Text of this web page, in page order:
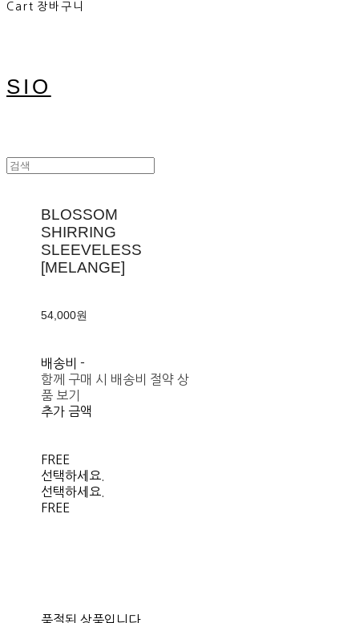
Cart 장바구니
SIO
BLOSSOM
SHIRRING
SLEEVELESS
[MELANGE]
54,000원
배송비-
함께 구매 시 배송비 절약 상
품 보기
추가 금액
FREE
선택하세요.
선택하세요.
FREE
품절된 상품입니다.